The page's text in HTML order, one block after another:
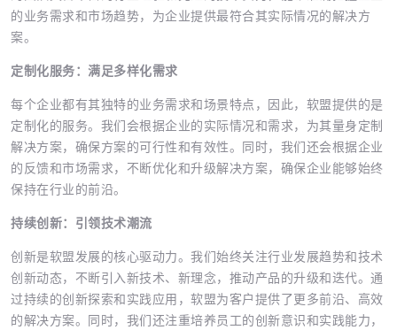
的业务需求和市场趋势，为企业提供最符合其实际情况的解决方
案。
定制化服务：满足多样化需求
每个企业都有其独特的业务需求和场景特点，因此，软盟提供的是
定制化的服务。我们会根据企业的实际情况和需求，为其量身定制
解决方案，确保方案的可行性和有效性。同时，我们还会根据企业
的反馈和市场需求，不断优化和升级解决方案，确保企业能够始终
保持在行业的前沿。
持续创新：引领技术潮流
创新是软盟发展的核心驱动力。我们始终关注行业发展趋势和技术
创新动态，不断引入新技术、新理念，推动产品的升级和迭代。通
过持续的创新探索和实践应用，软盟为客户提供了更多前沿、高效
的解决方案。同时，我们还注重培养员工的创新意识和实践能力，